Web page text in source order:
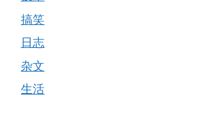
搞笑
日志
杂文
生活